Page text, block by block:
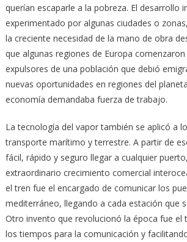
querían escaparle a la pobreza. El desarrollo
experimentado por algunas ciudades o
la creciente necesidad de la mano de obra
que algunas regiones de Europa
expulsores de una población que debió
nuevas oportunidades en regiones del
economía demandaba fuerza de trabajo.
La tecnología del vapor también se aplicó a
transporte marítimo y terrestre. A partir de
fácil, rápido y seguro llegar a cualquier
extraordinario crecimiento comercial
el tren fue el encargado de comunicar los
mediterráneo, llegando a cada estación que
Otro invento que revolucionó la época fue el
los tiempos para la comunicación y